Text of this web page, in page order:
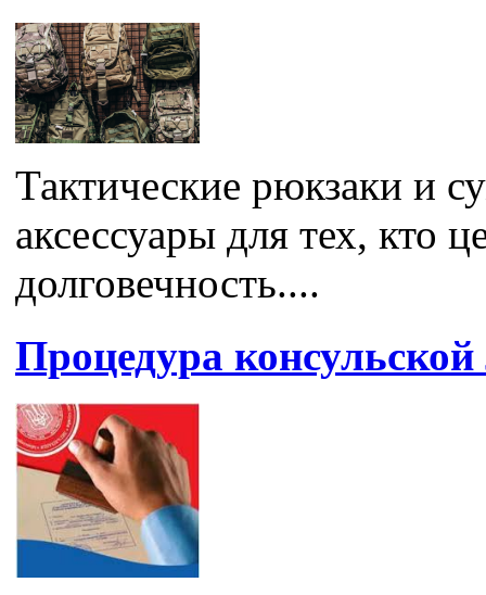
Тактические рюкзаки и
аксессуары для тех, кто
долговечность....
Процедура консульской